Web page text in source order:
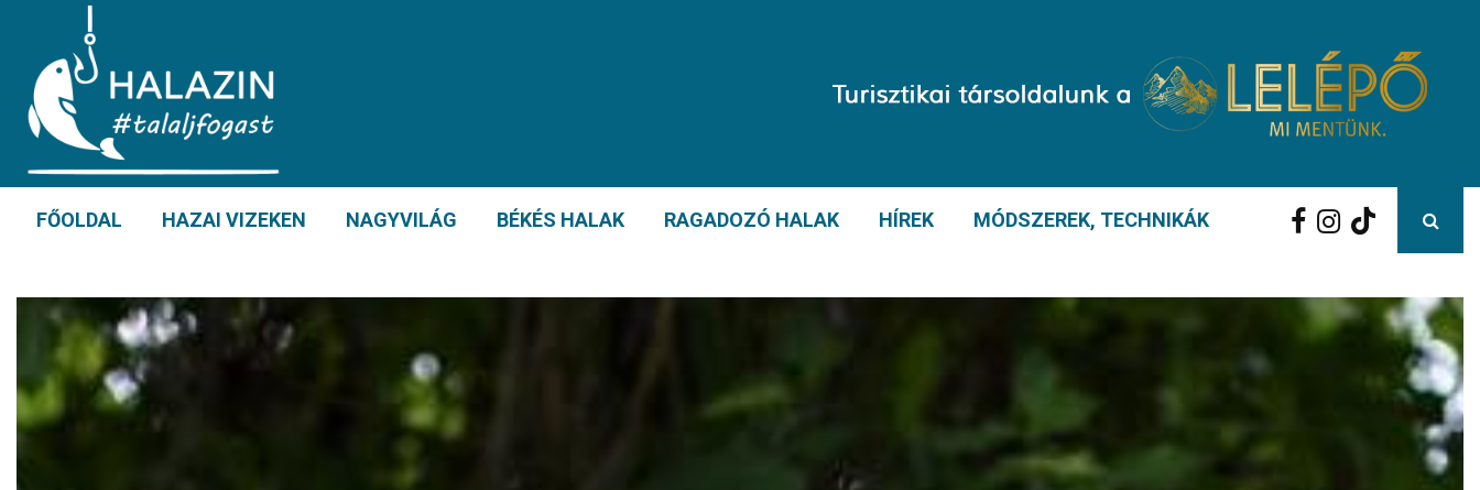
FŐOLDAL HAZAI VIZEKEN NAGYVILÁG BÉKÉS HALAK RAGADOZÓ HALAK HÍREK MÓDSZEREK, TECHNIKÁK